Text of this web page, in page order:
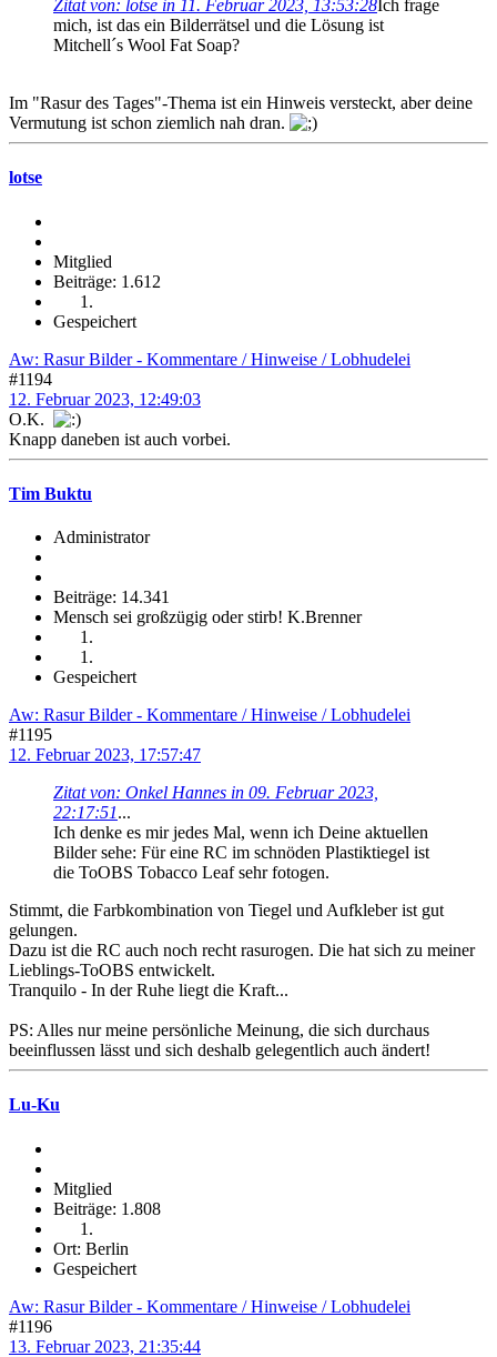
Zitat von: lotse in 11. Februar 2023, 13:53:28 Ich frage
mich, ist das ein Bilderrätsel und die Lösung ist
Mitchell´s Wool Fat Soap?
Im "Rasur des Tages"-Thema ist ein Hinweis versteckt, aber deine
Vermutung ist schon ziemlich nah dran.
lotse
Mitglied
Beiträge: 1.612
Gespeichert
Aw: Rasur Bilder - Kommentare / Hinweise / Lobhudelei
#1194
12. Februar 2023, 12:49:03
O.K.
Knapp daneben ist auch vorbei.
Tim Buktu
Administrator
Beiträge: 14.341
Mensch sei großzügig oder stirb! K.Brenner
Gespeichert
Aw: Rasur Bilder - Kommentare / Hinweise / Lobhudelei
#1195
12. Februar 2023, 17:57:47
Zitat von: Onkel Hannes in 09. Februar 2023,
22:17:51...
Ich denke es mir jedes Mal, wenn ich Deine aktuellen
Bilder sehe: Für eine RC im schnöden Plastiktiegel ist
die ToOBS Tobacco Leaf sehr fotogen.
Stimmt, die Farbkombination von Tiegel und Aufkleber ist gut
gelungen.
Dazu ist die RC auch noch recht rasurogen. Die hat sich zu meiner
Lieblings-ToOBS entwickelt.
Tranquilo - In der Ruhe liegt die Kraft...
PS: Alles nur meine persönliche Meinung, die sich durchaus
beeinflussen lässt und sich deshalb gelegentlich auch ändert!
Lu-Ku
Mitglied
Beiträge: 1.808
Ort: Berlin
Gespeichert
Aw: Rasur Bilder - Kommentare / Hinweise / Lobhudelei
#1196
13. Februar 2023, 21:35:44